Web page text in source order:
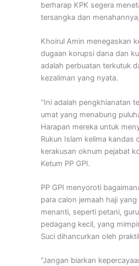
berharap KPK segera
tersangka dan
Khoirul Amin menegaskan
dugaan korupsi dana dan
adalah perbuatan terkutuk
kezaliman yang nyata.
“Ini adalah pengkhianatan
umat yang menabung
Harapan mereka untuk
Rukun Islam kelima kandas
kerakusan oknum pejabat
Ketum PP GPI.
PP GPI menyoroti
para calon jemaah haji yang
menanti, seperti petani,
pedagang kecil, yang
Suci dihancurkan oleh
“Jangan biarkan